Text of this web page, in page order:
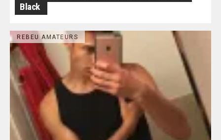
Black
REBEU AMATEURS